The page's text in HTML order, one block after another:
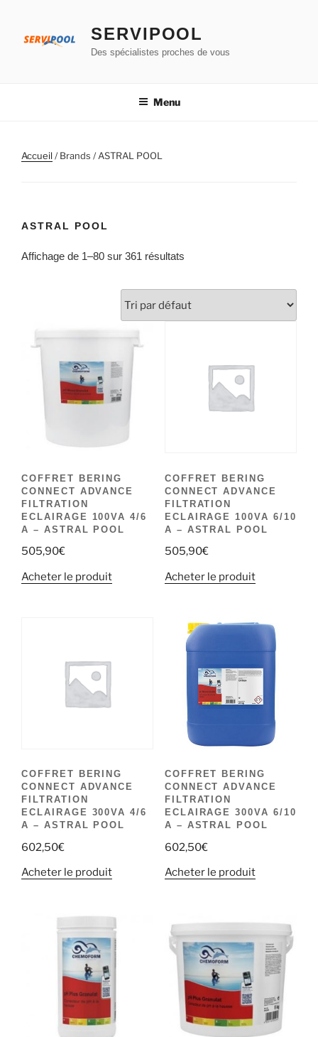
contenu
SERVIPOOL
Des spécialistes proches de vous
Menu
Accueil/ Brands / ASTRAL POOL
ASTRAL POOL
Affichage de 1–80 sur 361 résultats
COFFRET BERING
CONNECT ADVANCE
FILTRATION
ECLAIRAGE 100VA 4/6
A – ASTRAL POOL
505,90€
Acheter le produit
COFFRET BERING
CONNECT ADVANCE
FILTRATION
ECLAIRAGE 100VA 6/10
A – ASTRAL POOL
505,90€
Acheter le produit
COFFRET BERING
CONNECT ADVANCE
FILTRATION
ECLAIRAGE 300VA 4/6
A – ASTRAL POOL
602,50€
Acheter le produit
COFFRET BERING
CONNECT ADVANCE
FILTRATION
ECLAIRAGE 300VA 6/10
A – ASTRAL POOL
602,50€
Acheter le produit